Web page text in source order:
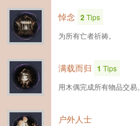
悼念 2Tips
为所有亡者祈祷。
满载而归 1 Tips
用木偶完成所有物品交易。
户外人士